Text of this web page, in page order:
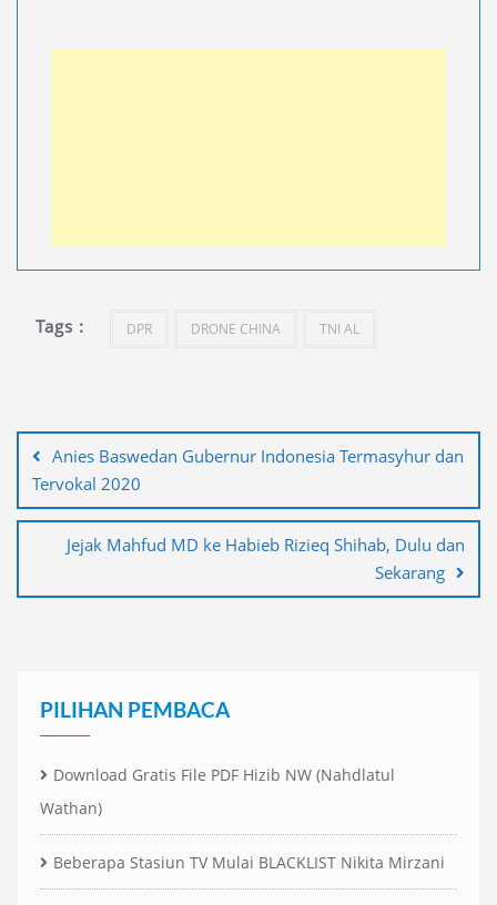
Tags : DPR DRONE CHINA TNI AL
posAnies Baswedan Gubernur Indonesia Termasyhur dan
Tervokal 2020
Jejak Mahfud MD ke Habieb Rizieq Shihab, Dulu dan
Sekarang
PILIHAN PEMBACA
Download Gratis File PDF Hizib NW (Nahdlatul
Wathan)
Beberapa Stasiun TV Mulai BLACKLIST Nikita Mirzani